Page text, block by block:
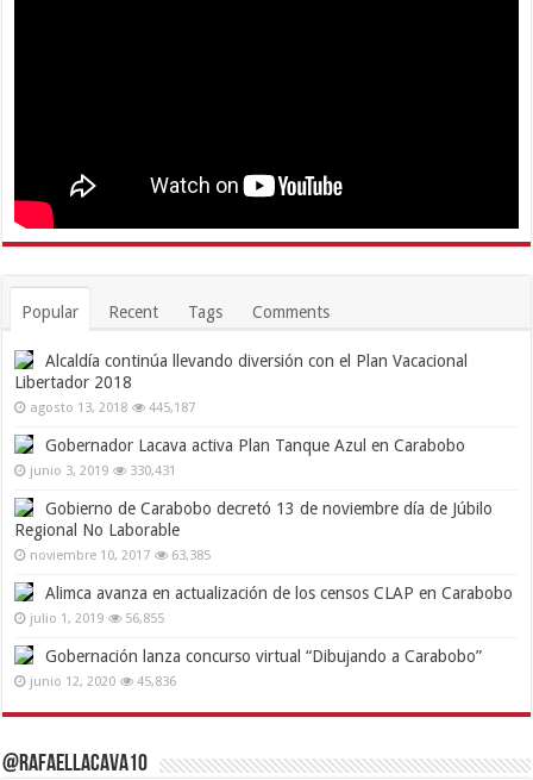
Popular Recent Tags Comments
Alcaldía continúa llevando diversión con el Plan Vacacional
Libertador 2018
agosto 13, 2018 445,187
Gobernador Lacava activa Plan Tanque Azul en Carabobo
junio 3, 2019 330,431
Gobierno de Carabobo decretó 13 de noviembre día de Júbilo
Regional No Laborable
noviembre 10, 2017 63,385
Alimca avanza en actualización de los censos CLAP en Carabobo
julio 1, 2019 56,855
Gobernación lanza concurso virtual “Dibujando a Carabobo”
junio 12, 2020 45,836
@RafaelLacava10